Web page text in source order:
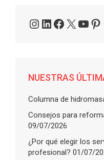
Instagram
LinkedIn
Facebook
X
NUESTRAS
Columna de
Consejos para
09/07/2026
¿Por qué elegir los
profesional? 01/07/